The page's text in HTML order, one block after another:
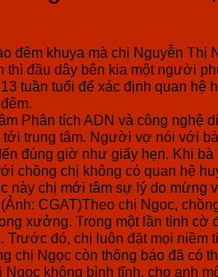
đêm khuya mà chị Nguyễn
đầu dây bên kia một người
tuần tuổi để xác định quan
Phân tích ADN và công
trung tâm. Người vợ nói với
đúng giờ như giấy hẹn. Khi
chồng chị không có quan hệ
này chị mới tâm sự lý do mừng
CGAT)Theo chị Ngọc,
xưởng. Trong một lần tình cờ
Trước đó, chị luôn đặt mọi
chị Ngọc còn thông báo đã có
không bình tĩnh, cho anh